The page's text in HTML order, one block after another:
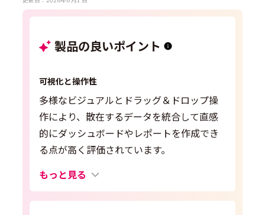
製品の良いポイント
可視化と操作性
多様なビジュアルとドラッグ＆ドロップ操
作により、散在するデータを統合して直感
的にダッシュボードやレポートを作成でき
る点が高く評価されています。
もっと見る